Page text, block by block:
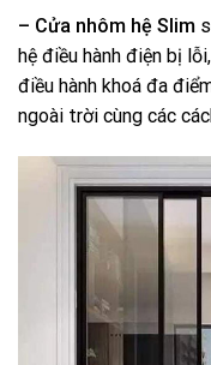
– Cửa nhôm hệ Slim
hệ điều hành điện bị
điều hành khoá đa
ngoài trời cùng các